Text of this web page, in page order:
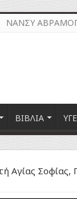
ΝΑΝΣΥ
ΒΙΒΛΙΑ
Αγίας Σοφίας,